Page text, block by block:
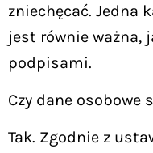
zniechęcać. Jedna
jest równie ważna,
podpisami.
Czy dane osobowe
Tak. Zgodnie z